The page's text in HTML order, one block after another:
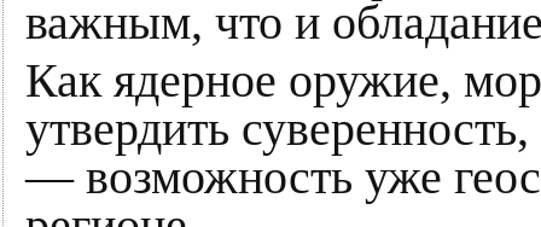
важным, что и
Как ядерное оружие,
утвердить
— возможность уже